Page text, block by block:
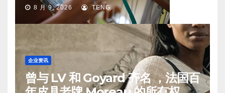
8 月 9, 2026 TENG
企业资讯
曾与 LV 和 Goyard 齐名 ，法国百